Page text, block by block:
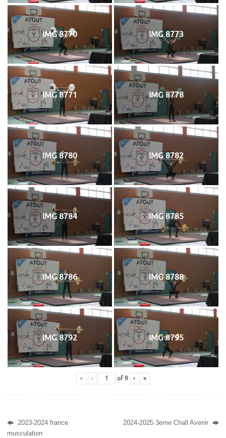
IMG 8770 IMG 8773
IMG 8771 IMG 8778
IMG 8780 IMG 8782
IMG 8784 IMG 8785
IMG 8786 IMG 8788
IMG 8792 IMG 8795
« ‹ of9 › »
2023-2024 france
musculation
2024-2025 3eme Chall Avenir